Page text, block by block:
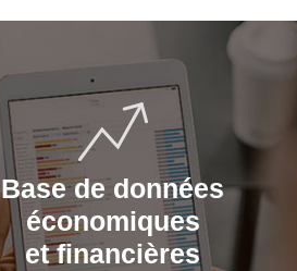
Base de données
économiques
et financières